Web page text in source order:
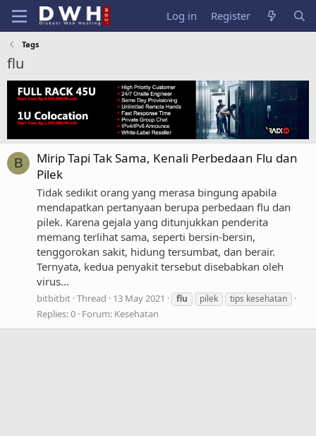
Log in Register
Tags
flu
B
Mirip Tapi Tak Sama, Kenali Perbedaan Flu dan
Pilek
Tidak sedikit orang yang merasa bingung apabila
mendapatkan pertanyaan berupa perbedaan flu dan
pilek. Karena gejala yang ditunjukkan penderita
memang terlihat sama, seperti bersin-bersin,
tenggorokan sakit, hidung tersumbat, dan berair.
Ternyata, kedua penyakit tersebut disebabkan oleh
virus...
bitbitbit Thread 13 May 2021 flu pilek tips kesehatan
Replies: 0 Forum: Kesehatan